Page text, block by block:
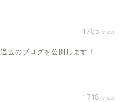
1785 view
過去のブログを公開します！
1718 view